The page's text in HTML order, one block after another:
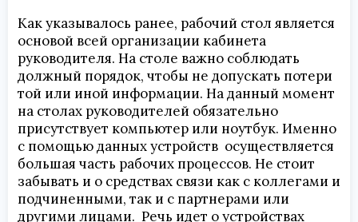
Как указывалось ранее, рабочий стол является
основой всей организации кабинета
руководителя. На столе важно соблюдать
должный порядок, чтобы не допускать потери
той или иной информации. На данный момент
на столах руководителей обязательно
присутствует компьютер или ноутбук. Именно
с помощью данных устройств осуществляется
большая часть рабочих процессов. Не стоит
забывать и о средствах связи как с коллегами и
подчиненными, так и с партнерами или
другими лицами. Речь идет о устройствах